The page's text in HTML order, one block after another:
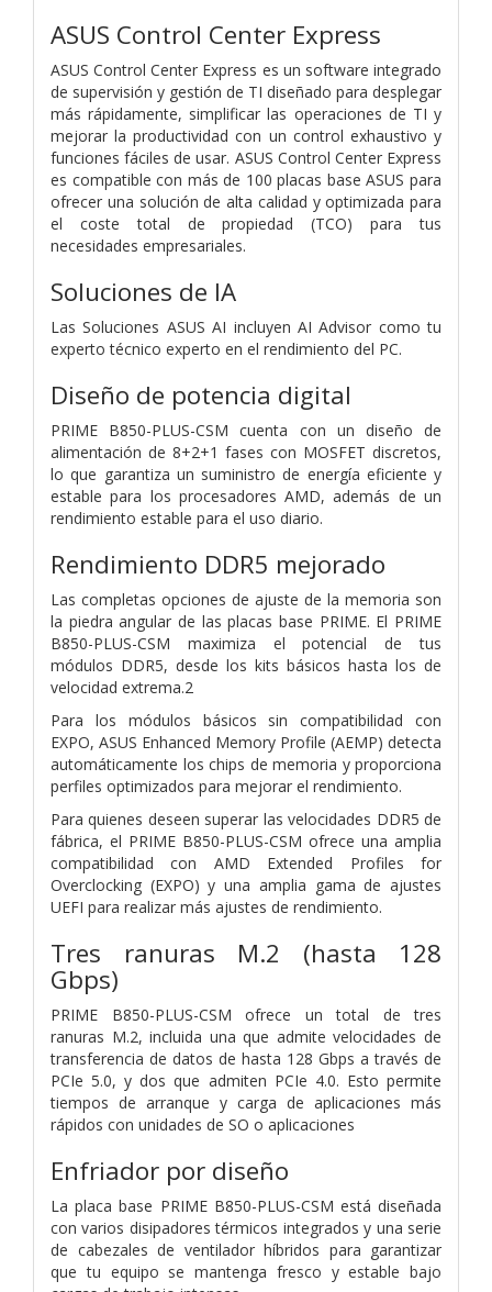
ASUS Control Center Express
ASUS Control Center Express es un software integrado
de supervisión y gestión de TI diseñado para desplegar
más rápidamente, simplificar las operaciones de TI y
mejorar la productividad con un control exhaustivo y
funciones fáciles de usar. ASUS Control Center Express
es compatible con más de 100 placas base ASUS para
ofrecer una solución de alta calidad y optimizada para
el coste total de propiedad (TCO) para tus
necesidades empresariales.
Soluciones de IA
Las Soluciones ASUS AI incluyen AI Advisor como tu
experto técnico experto en el rendimiento del PC.
Diseño de potencia digital
PRIME B850-PLUS-CSM cuenta con un diseño de
alimentación de 8+2+1 fases con MOSFET discretos,
lo que garantiza un suministro de energía eficiente y
estable para los procesadores AMD, además de un
rendimiento estable para el uso diario.
Rendimiento DDR5 mejorado
Las completas opciones de ajuste de la memoria son
la piedra angular de las placas base PRIME. El PRIME
B850-PLUS-CSM maximiza el potencial de tus
módulos DDR5, desde los kits básicos hasta los de
velocidad extrema.2
Para los módulos básicos sin compatibilidad con
EXPO, ASUS Enhanced Memory Profile (AEMP) detecta
automáticamente los chips de memoria y proporciona
perfiles optimizados para mejorar el rendimiento.
Para quienes deseen superar las velocidades DDR5 de
fábrica, el PRIME B850-PLUS-CSM ofrece una amplia
compatibilidad con AMD Extended Profiles for
Overclocking (EXPO) y una amplia gama de ajustes
UEFI para realizar más ajustes de rendimiento.
Tres ranuras M.2 (hasta 128
Gbps)
PRIME B850-PLUS-CSM ofrece un total de tres
ranuras M.2, incluida una que admite velocidades de
transferencia de datos de hasta 128 Gbps a través de
PCIe 5.0, y dos que admiten PCIe 4.0. Esto permite
tiempos de arranque y carga de aplicaciones más
rápidos con unidades de SO o aplicaciones
Enfriador por diseño
La placa base PRIME B850-PLUS-CSM está diseñada
con varios disipadores térmicos integrados y una serie
de cabezales de ventilador híbridos para garantizar
que tu equipo se mantenga fresco y estable bajo